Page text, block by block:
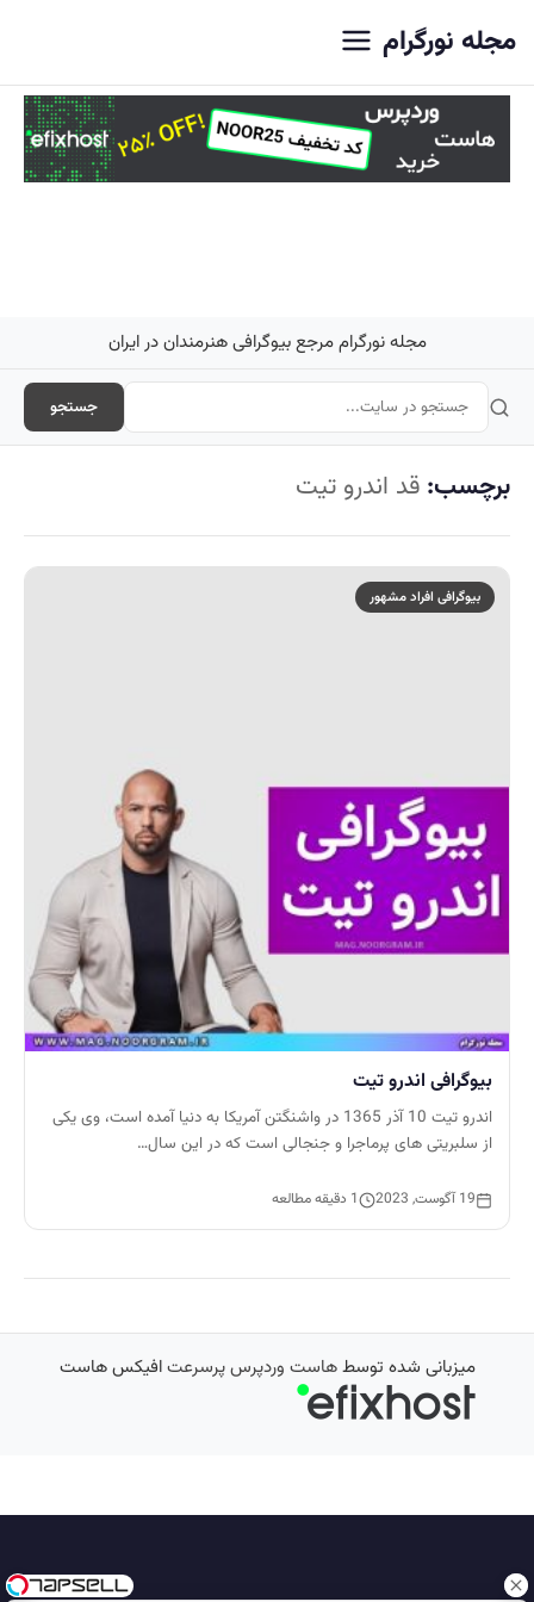
مجله نورگرام
مجله نورگرام مرجع بیوگرافی هنرمندان در ایران
جستجو
برچسب: قد اندرو تیت
بیوگرافی افراد مشهور
بیوگرافی اندرو تیت
اندرو تیت 10 آذر 1365 در واشنگتن آمریکا به دنیا آمده است، وی یکی
از سلبریتی های پرماجرا و جنجالی است که در این سال…
19 آگوست, 2023 1 دقیقه مطالعه
میزبانی شده توسطهاست وردپرس پرسرعتافیکس هاست